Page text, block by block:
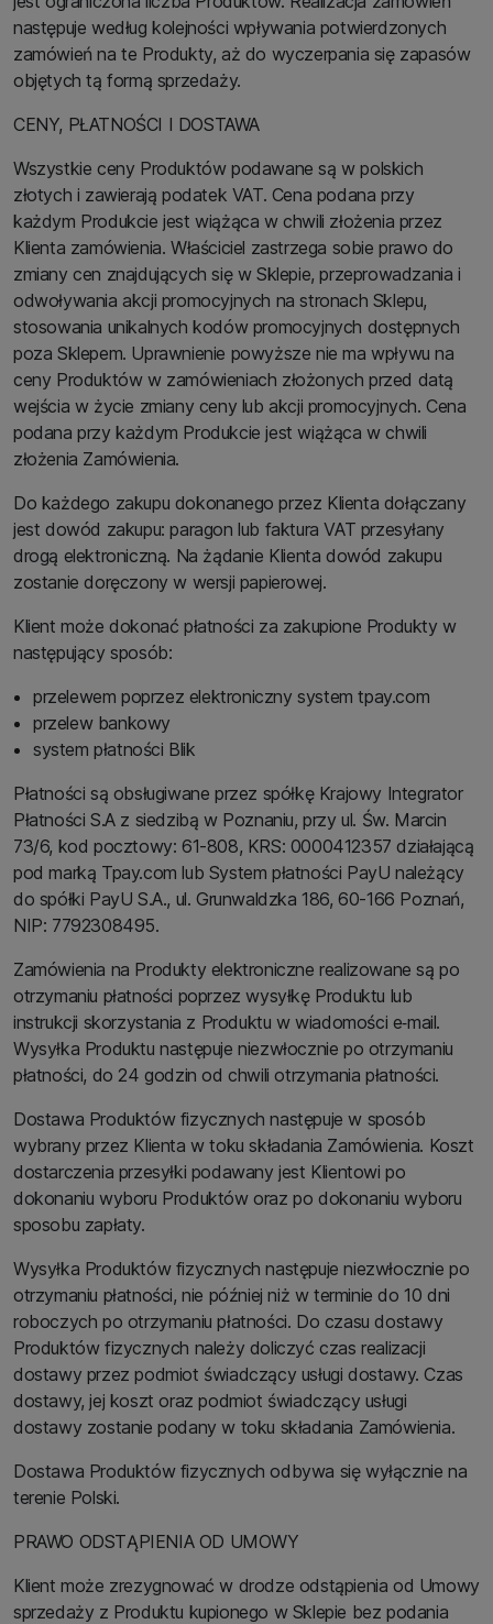
następuje według kolejności wpływania potwierdzonych
zamówień na te Produkty, aż do wyczerpania się zapasów
objętych tą formą sprzedaży.
CENY, PŁATNOŚCI I DOSTAWA
Wszystkie ceny Produktów podawane są w polskich
złotych i zawierają podatek VAT. Cena podana przy
każdym Produkcie jest wiążąca w chwili złożenia przez
Klienta zamówienia. Właściciel zastrzega sobie prawo do
zmiany cen znajdujących się w Sklepie, przeprowadzania i
odwoływania akcji promocyjnych na stronach Sklepu,
stosowania unikalnych kodów promocyjnych dostępnych
poza Sklepem. Uprawnienie powyższe nie ma wpływu na
ceny Produktów w zamówieniach złożonych przed datą
wejścia w życie zmiany ceny lub akcji promocyjnych. Cena
podana przy każdym Produkcie jest wiążąca w chwili
złożenia Zamówienia.
Do każdego zakupu dokonanego przez Klienta dołączany
jest dowód zakupu: paragon lub faktura VAT przesyłany
drogą elektroniczną. Na żądanie Klienta dowód zakupu
zostanie doręczony w wersji papierowej.
Klient może dokonać płatności za zakupione Produkty w
następujący sposób:
przelewem poprzez elektroniczny system tpay.com
przelew bankowy
system płatności Blik
Płatności są obsługiwane przez spółkę Krajowy Integrator
Płatności S.A z siedzibą w Poznaniu, przy ul. Św. Marcin
73/6, kod pocztowy: 61-808, KRS: 0000412357 działającą
pod marką Tpay.com lub System płatności PayU należący
do spółki PayU S.A., ul. Grunwaldzka 186, 60-166 Poznań,
NIP: 7792308495.
Zamówienia na Produkty elektroniczne realizowane są po
otrzymaniu płatności poprzez wysyłkę Produktu lub
instrukcji skorzystania z Produktu w wiadomości e‑mail.
Wysyłka Produktu następuje niezwłocznie po otrzymaniu
płatności, do 24 godzin od chwili otrzymania płatności.
Dostawa Produktów fizycznych następuje w sposób
wybrany przez Klienta w toku składania Zamówienia. Koszt
dostarczenia przesyłki podawany jest Klientowi po
dokonaniu wyboru Produktów oraz po dokonaniu wyboru
sposobu zapłaty.
Wysyłka Produktów fizycznych następuje niezwłocznie po
otrzymaniu płatności, nie później niż w terminie do 10 dni
roboczych po otrzymaniu płatności. Do czasu dostawy
Produktów fizycznych należy doliczyć czas realizacji
dostawy przez podmiot świadczący usługi dostawy. Czas
dostawy, jej koszt oraz podmiot świadczący usługi
dostawy zostanie podany w toku składania Zamówienia.
Dostawa Produktów fizycznych odbywa się wyłącznie na
terenie Polski.
PRAWO ODSTĄPIENIA OD UMOWY
Klient może zrezygnować w drodze odstąpienia od Umowy
sprzedaży z Produktu kupionego w Sklepie bez podania